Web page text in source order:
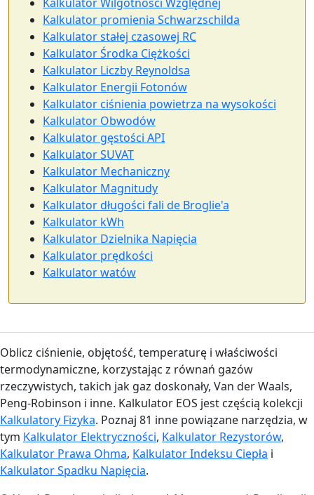
Kalkulator promienia Schwarzschilda
Kalkulator stałej czasowej RC
Kalkulator Środka Ciężkości
Kalkulator Liczby Reynoldsa
Kalkulator Energii Fotonów
Kalkulator ciśnienia powietrza na wysokości
Kalkulator Obwodów
Kalkulator gęstości API
Kalkulator SUVAT
Kalkulator Mechaniczny
Kalkulator Magnitudy
Kalkulator długości fali de Broglie'a
Kalkulator kWh
Kalkulator Dzielnika Napięcia
Kalkulator prędkości
Kalkulator watów
Oblicz ciśnienie, objętość, temperaturę i właściwości
termodynamiczne, korzystając z równań gazów
rzeczywistych, takich jak gaz doskonały, Van der Waals,
Peng-Robinson i inne. Kalkulator EOS jest częścią kolekcji
Kalkulatory Fizyka. Poznaj 81 inne powiązane narzędzia, w
tym Kalkulator Elektryczności, Kalkulator Rezystorów,
Kalkulator Prawa Ohma, Kalkulator Indeksu Ciepła i
Kalkulator Spadku Napięcia.